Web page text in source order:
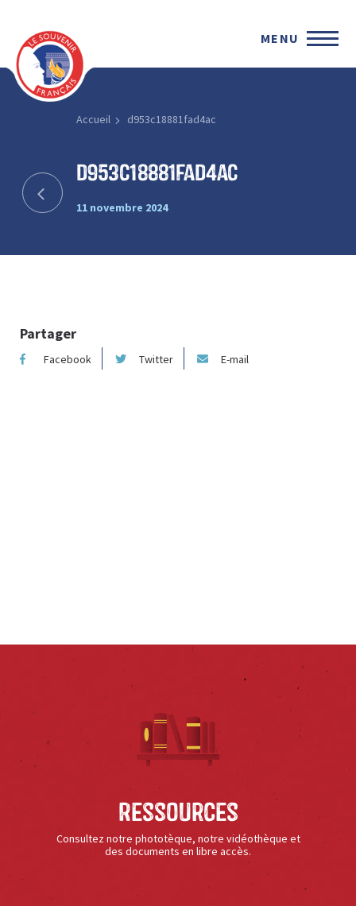
MENU
Accueil d953c18881fad4ac
d953c18881fad4ac
11 novembre 2024
Partager
Facebook Twitter E-mail
Ressources
Consultez notre phototèque, notre vidéothèque et
des documents en libre accès.